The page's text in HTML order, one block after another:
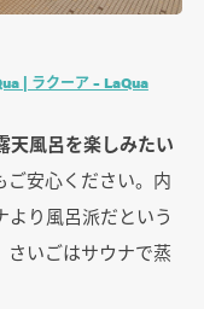
| ラクーア – LaQua
天風呂を楽しみたい
ご安心ください。内
り風呂派だという
さいごはサウナで蒸